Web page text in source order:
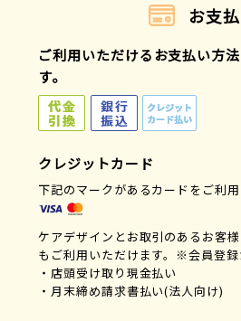
お支
ご利用いただけるお支払い方
す。
クレジットカード
下記のマークがあるカードをご利用
ケアデザインとお取引のあるお客
もご利用いただけます。※会員登録
・店頭受け取り現金払い
・月末締め請求書払い(法人向け)